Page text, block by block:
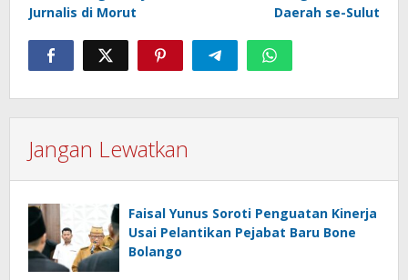
Jurnalis di Morut
Daerah se-Sulut
Jangan Lewatkan
Faisal Yunus Soroti Penguatan Kinerja
Usai Pelantikan Pejabat Baru Bone
Bolango